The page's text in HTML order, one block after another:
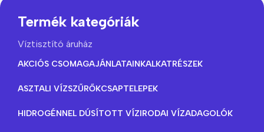
Termék kategóriák
Víztisztító áruház
AKCIÓS CSOMAGAJÁNLATAINKALKATRÉSZEK
ASZTALI VÍZSZŰRŐKCSAPTELEPEK
HIDROGÉNNEL DÚSÍTOTT VÍZIRODAI VÍZADAGOLÓK